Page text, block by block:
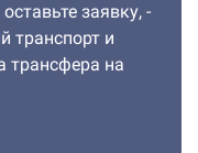
заявку, -
транспорт и
трансфера на